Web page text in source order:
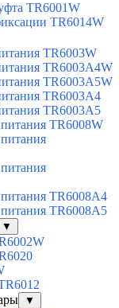
TR6001W
TR6014W
TR6003W
TR6003A4W
TR6003A5W
TR6003A4
TR6003A5
TR6008W
TR6008A4
TR6008A5
▼
▼